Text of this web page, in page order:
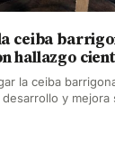
ceiba
hallazgo
la ceiba
y mejora